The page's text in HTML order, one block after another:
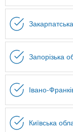
f
o Запорізька
Івано-
Київська